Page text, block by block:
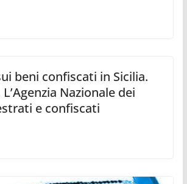
beni confiscati in Sicilia.
Nazionale dei
e confiscati